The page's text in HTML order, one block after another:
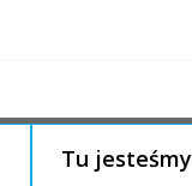
Tu jesteśmy